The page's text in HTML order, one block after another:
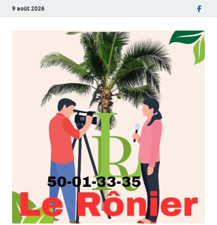
9 août 2026